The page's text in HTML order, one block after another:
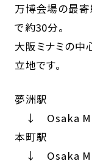
万博会場の最
で約30分。
大阪ミナミの中
立地です。
夢洲駅
↓ Osaka
本町駅
↓ Osaka